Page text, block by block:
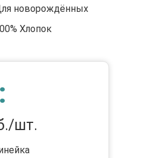
новорождённых
Хлопок
шт.